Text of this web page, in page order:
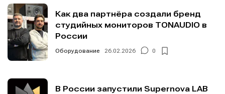
Как два партнёра создали бренд
студийных мониторов TONAUDIO в
России
Оборудование 26.02.2026 0
В России запустили Supernova LAB